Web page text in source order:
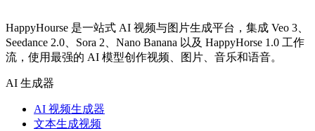
HappyHourse 是一站式 AI 视频与图片生成平台，集成 Veo 3、
Seedance 2.0、Sora 2、Nano Banana 以及 HappyHorse 1.0 工作
流，使用最强的 AI 模型创作视频、图片、音乐和语音。
AI 生成器
AI 视频生成器
文本生成视频